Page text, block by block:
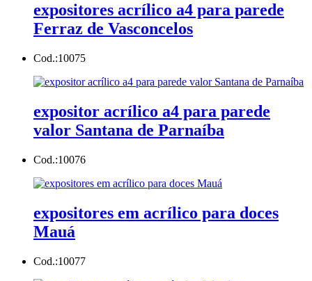
expositores acrílico a4 para parede
Ferraz de Vasconcelos
Cod.:10075
expositor acrílico a4 para parede
valor Santana de Parnaíba
Cod.:10076
expositores em acrílico para doces
Mauá
Cod.:10077